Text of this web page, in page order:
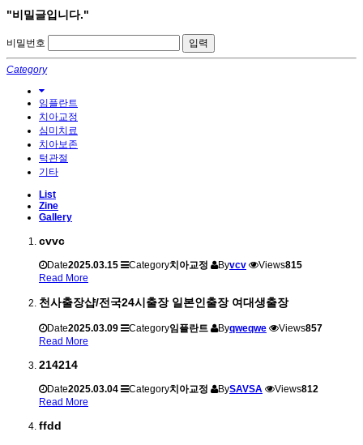
"비밀글입니다."
비밀번호
Category
임플란트
치아교정
심미치료
치아보존
턱관절
기타
List
Zine
Gallery
cvvc
Date2025.03.15 Category치아교정 Byvcv Views815
Read More
천사출장샵/전국24시출장 일본인출장 여대생출장
Date2025.03.09 Category임플란트 Byqweqwe Views857
Read More
214214
Date2025.03.04 Category치아교정 BySAVSA Views812
Read More
ffdd